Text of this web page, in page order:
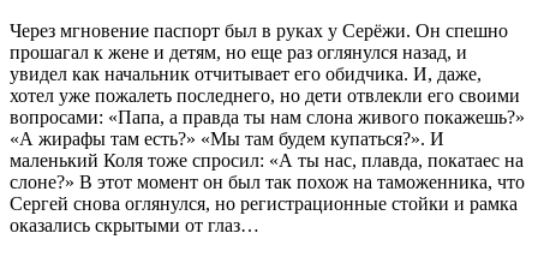
Через мгновение паспорт был в руках у Серёжи. Он спешно
прошагал к жене и детям, но еще раз оглянулся назад, и
увидел как начальник отчитывает его обидчика. И, даже,
хотел уже пожалеть последнего, но дети отвлекли его своими
вопросами: «Папа, а правда ты нам слона живого покажешь?»
«А жирафы там есть?» «Мы там будем купаться?». И
маленький Коля тоже спросил: «А ты нас, плавда, покатаес на
слоне?» В этот момент он был так похож на таможенника, что
Сергей снова оглянулся, но регистрационные стойки и рамка
оказались скрытыми от глаз…